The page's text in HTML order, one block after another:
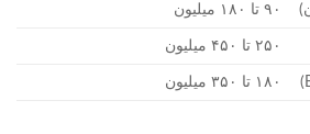
۹۰ تا ۱۸۰ میلیون
۲۵۰ تا ۴۵۰ میلیون
۱۸۰ تا ۳۵۰ میلیون